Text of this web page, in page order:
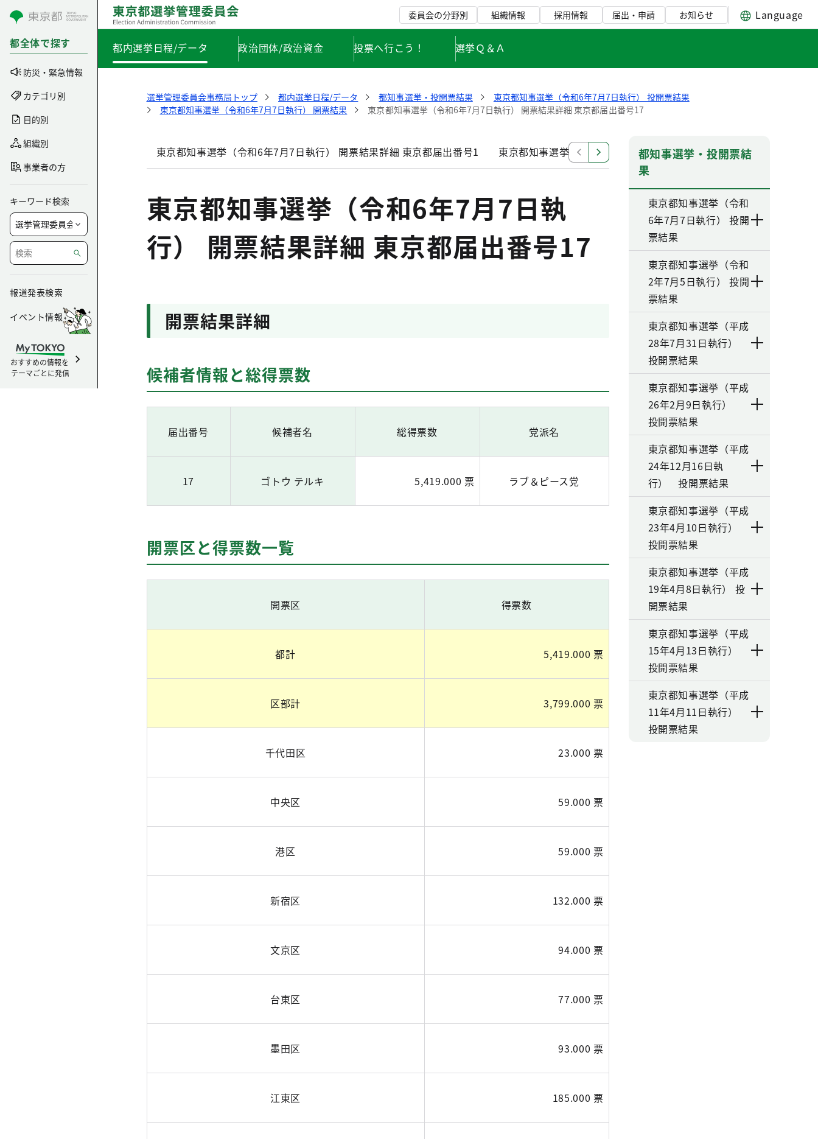
コンテンツにスキップ
都全体で探す
防災・緊急情報
カテゴリ別
目的別
組織別
事業者の方
キーワード検索
報道発表検索
イベント情報
おすすめの情報を
テーマごとに発信
委員会の分野別 組織情報 採用情報 届出・申請 お知らせ Language
都内選挙日程/データ 政治団体/政治資金 投票へ行こう！ 選挙Ｑ＆Ａ
選挙管理委員会事務局トップ 都内選挙日程/データ 都知事選挙・投開票結果
東京都知事選挙（令和6年7月7日執行） 投開票結果
東京都知事選挙（令和6年7月7日執行） 開票結果
東京都知事選挙（令和6年7月7日執行） 開票結果詳細 東京都届出番号17
東京都知事選挙（令和6年7月7日執行） 開票結果詳細 東京都届出番号1 東京都知事選挙（令和6年7月7日執行） 開票結果詳細 東京都届出番
東京都知事選挙（令和6年7月7日執
行） 開票結果詳細 東京都届出番号17
開票結果詳細
候補者情報と総得票数
届出番号 候補者名 総得票数 党派名
17 ゴトウ テルキ 5,419.000 票 ラブ＆ピース党
開票区と得票数一覧
開票区 得票数
都計 5,419.000 票
区部計 3,799.000 票
千代田区 23.000 票
中央区 59.000 票
港区 59.000 票
新宿区 132.000 票
文京区 94.000 票
台東区 77.000 票
墨田区 93.000 票
江東区 185.000 票
都知事選挙・投開票結
果
東京都知事選挙（令和
6年7月7日執行） 投開
票結果
東京都知事選挙（令和
2年7月5日執行） 投開
票結果
東京都知事選挙（平成
28年7月31日執行）
投開票結果
東京都知事選挙（平成
26年2月9日執行）
投開票結果
東京都知事選挙（平成
24年12月16日執
行） 投開票結果
東京都知事選挙（平成
23年4月10日執行）
投開票結果
東京都知事選挙（平成
19年4月8日執行） 投
開票結果
東京都知事選挙（平成
15年4月13日執行）
投開票結果
東京都知事選挙（平成
11年4月11日執行）
投開票結果